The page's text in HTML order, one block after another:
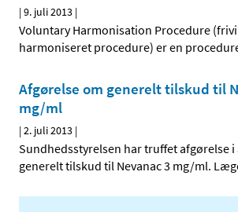
|9. juli 2013 |
Voluntary Harmonisation Procedure
harmoniseret procedure) er en
Afgørelse om generelt tilskud til
mg/ml
|2. juli 2013 |
Sundhedsstyrelsen har truffet afgørelse i
generelt tilskud til Nevanac 3 mg/ml.